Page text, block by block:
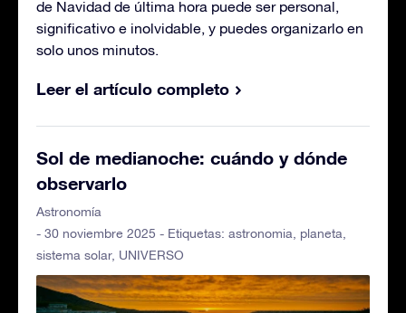
de Navidad de última hora puede ser personal,
significativo e inolvidable, y puedes organizarlo en
solo unos minutos.
Leer el artículo completo
Sol de medianoche: cuándo y dónde
observarlo
Astronomía
- 30 noviembre 2025 - Etiquetas: astronomia planeta
sistema solar, UNIVERSO